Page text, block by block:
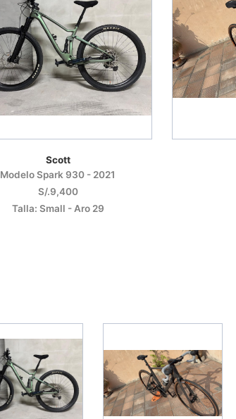
Scott
Modelo Spark 930 - 2021
S/.9,400
Talla: Small - Aro 29